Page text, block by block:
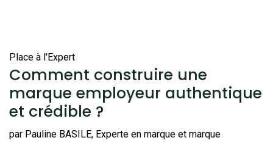
Place à l'Expert
Comment construire une
marque employeur authentique
et crédible ?
par Pauline BASILE, Experte en marque et marque